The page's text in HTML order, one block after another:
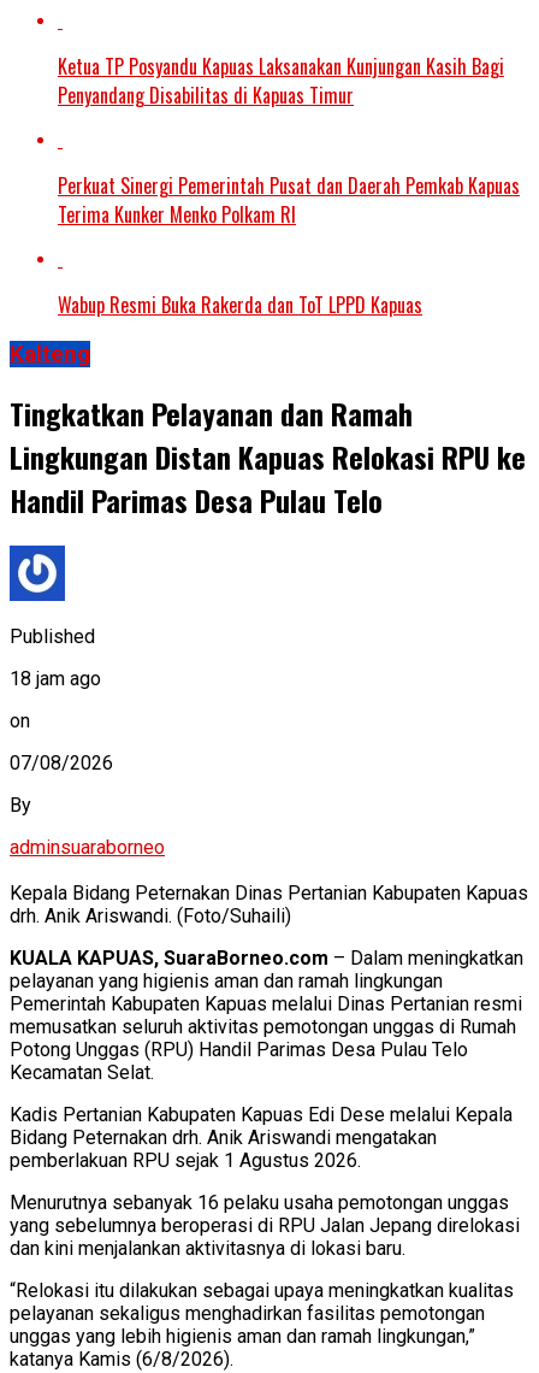
Ketua TP Posyandu Kapuas Laksanakan Kunjungan Kasih Bagi
Penyandang Disabilitas di Kapuas Timur
Perkuat Sinergi Pemerintah Pusat dan Daerah Pemkab Kapuas
Terima Kunker Menko Polkam RI
Wabup Resmi Buka Rakerda dan ToT LPPD Kapuas
Kalteng
Tingkatkan Pelayanan dan Ramah
Lingkungan Distan Kapuas Relokasi RPU ke
Handil Parimas Desa Pulau Telo
Published
18 jam ago
on
07/08/2026
By
adminsuaraborneo
Kepala Bidang Peternakan Dinas Pertanian Kabupaten Kapuas
drh. Anik Ariswandi. (Foto/Suhaili)
KUALA KAPUAS, SuaraBorneo.com – Dalam meningkatkan
pelayanan yang higienis aman dan ramah lingkungan
Pemerintah Kabupaten Kapuas melalui Dinas Pertanian resmi
memusatkan seluruh aktivitas pemotongan unggas di Rumah
Potong Unggas (RPU) Handil Parimas Desa Pulau Telo
Kecamatan Selat.
Kadis Pertanian Kabupaten Kapuas Edi Dese melalui Kepala
Bidang Peternakan drh. Anik Ariswandi mengatakan
pemberlakuan RPU sejak 1 Agustus 2026.
Menurutnya sebanyak 16 pelaku usaha pemotongan unggas
yang sebelumnya beroperasi di RPU Jalan Jepang direlokasi
dan kini menjalankan aktivitasnya di lokasi baru.
“Relokasi itu dilakukan sebagai upaya meningkatkan kualitas
pelayanan sekaligus menghadirkan fasilitas pemotongan
unggas yang lebih higienis aman dan ramah lingkungan,”
katanya Kamis (6/8/2026).